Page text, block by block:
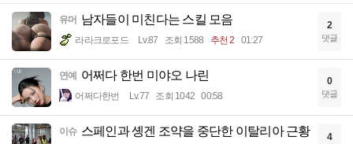
유머 남자들이 미친다는 스킬 모음
라라크로포드 Lv.87 조회 1588 추천 2 01:27
2
댓글
연예 어쩌다 한번 미야오 나린
어쩌다한번 Lv.77 조회 1042 00:58
0
댓글
이슈 스페인과 솅겐 조약을 중단한 이탈리아 근황 4